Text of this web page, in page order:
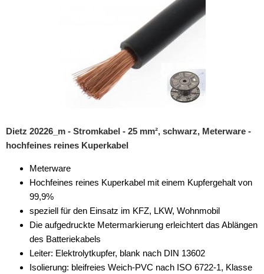
Dietz 20226_m - Stromkabel - 25 mm², schwarz, Meterware -
hochfeines reines Kuperkabel
Meterware
Hochfeines reines Kuperkabel mit einem Kupfergehalt von
99,9%
speziell für den Einsatz im KFZ, LKW, Wohnmobil
Die aufgedruckte Metermarkierung erleichtert das Ablängen
des Batteriekabels
Leiter: Elektrolytkupfer, blank nach DIN 13602
Isolierung: bleifreies Weich-PVC nach ISO 6722-1, Klasse